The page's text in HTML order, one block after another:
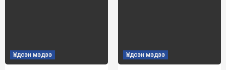
Үндсэн мэдээ Үндсэн мэдээ